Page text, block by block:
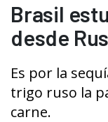
Brasil
desde
Es por la
trigo ruso la
carne.